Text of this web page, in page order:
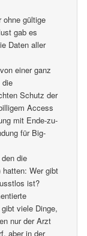
ohne gültige
gab es
Daten aller
einer ganz
die
Schutz der
Access
mit Ende-zu-
für Big-
die
hatten: Wer gibt
ist?
viele Dinge,
nur der Arzt
aber in der